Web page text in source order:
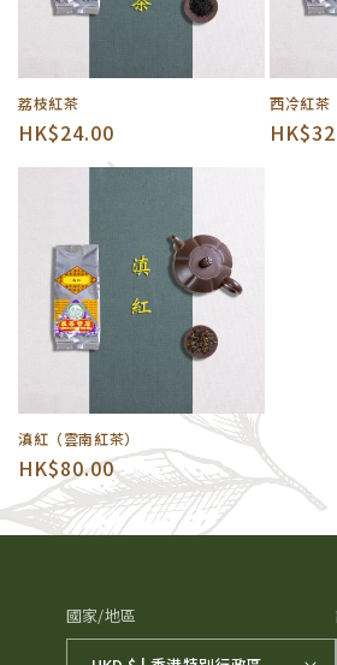
荔枝紅茶
定
價
HK$24.00
西冷紅茶
定
滇紅（雲南紅茶）
定
價
HK$80.00
國家/地區